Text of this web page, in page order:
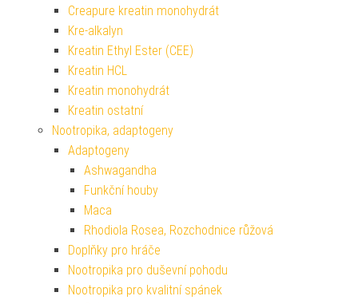
Creapure kreatin monohydrát
Kre-alkalyn
Kreatin Ethyl Ester (CEE)
Kreatin HCL
Kreatin monohydrát
Kreatin ostatní
Nootropika, adaptogeny
Adaptogeny
Ashwagandha
Funkční houby
Maca
Rhodiola Rosea, Rozchodnice růžová
Doplňky pro hráče
Nootropika pro duševní pohodu
Nootropika pro kvalitní spánek